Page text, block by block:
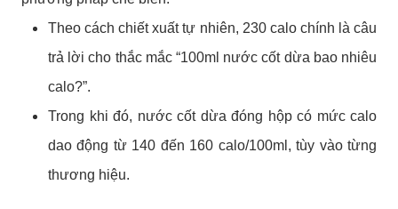
Theo cách chiết xuất tự nhiên, 230 calo chính là câu
trả lời cho thắc mắc “100ml nước cốt dừa bao nhiêu
calo?”.
Trong khi đó, nước cốt dừa đóng hộp có mức calo
dao động từ 140 đến 160 calo/100ml, tùy vào từng
thương hiệu.